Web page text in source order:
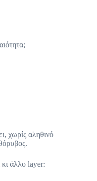
χωρίς αληθινό
άλλο layer: